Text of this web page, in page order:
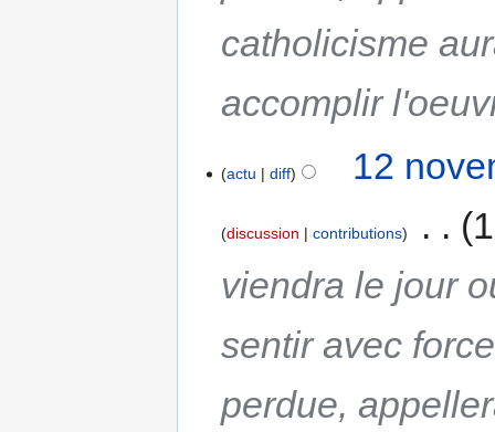
catholicisme
accomplir
actu diff 12
discussion contributions
viendra le jour
sentir avec
perdue,